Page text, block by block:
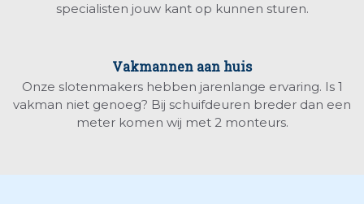
specialisten jouw kant op kunnen sturen.
Vakmannen aan huis
Onze slotenmakers hebben jarenlange ervaring. Is 1
vakman niet genoeg? Bij schuifdeuren breder dan een
meter komen wij met 2 monteurs.